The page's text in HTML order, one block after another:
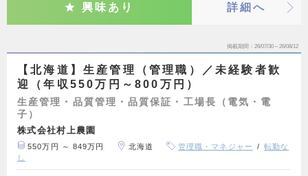
興味あり 詳細へ
掲載期間 26/07/30～26/08/12
【北海道】生産管理（管理職）／未経験者歓
迎（年収550万円～800万円）
生産管理・品質管理・品質保証・工場長（電気・電
子）
株式会社村上農園
550万円 ～ 849万円 北海道 管理職・マネジャー
転勤な
し